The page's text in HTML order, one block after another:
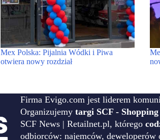
Mex Polska: Pijalnia Wódki i Piwa
otwiera nowy rozdział
Firma Evigo.com jest liderem
Organizujemy targi SCF -
SCF News | Retailnet.pl, którego
odbiorców: najemców, deweloperów